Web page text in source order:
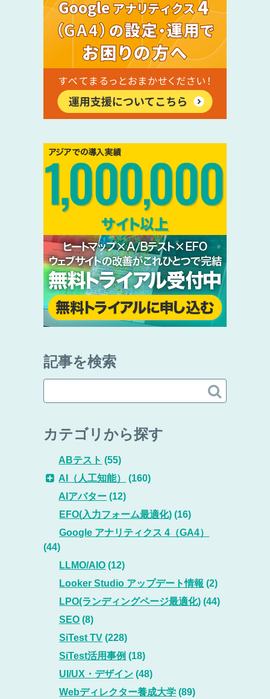
記事を検索

カテゴリから探す
ABテスト (55)
AI（人工知能）
(160)
AIアバター (12)
EFO(入力フォーム最適化) (16)
Google アナリティクス 4（GA4）
(44)
LLMO/AIO (12)
Looker Studio アップデート情報 (2)
LPO(ランディングページ最適化) (44)
SEO (8)
SiTest TV (228)
SiTest活用事例 (18)
UI/UX・デザイン (48)
Webディレクター養成大学 (89)